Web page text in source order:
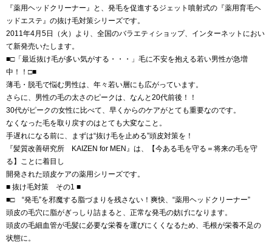
『薬用ヘッドクリーナー』と、発毛を促進するジェット噴射式の『薬用育毛ヘ
ッドエステ』の抜け毛対策シリーズです。
2011年4月5日（火）より、全国のバラエティショップ、インターネットにおい
て新発売いたします。
■□「最近抜け毛が多い気がする・・・」毛に不安を抱える若い男性が急増
中！！□■
薄毛・脱毛で悩む男性は、年々若い層にも広がっています。
さらに、男性の毛の太さのピークは、なんと20代前後！！
30代がピークの女性に比べて、早くからのケアがとても重要なのです。
なくなった毛を取り戻すのはとても大変なこと。
手遅れになる前に、まずは“抜け毛を止める”頭皮対策を！
『髪質改善研究所 KAIZEN for MEN』は、【今ある毛を守る＝将来の毛を守
る】ことに着目し
開発された頭皮ケアの薬用シリーズです。
■ 抜け毛対策 その1 ■
■□ “発毛”を邪魔する脂づまりを残さない！爽快、“薬用ヘッドクリーナー”
頭皮の毛穴に脂がぎっしり詰まると、正常な発毛の妨げになります。
頭皮の毛細血管が毛髪に必要な栄養を運びにくくなるため、毛根が栄養不足の
状態に。